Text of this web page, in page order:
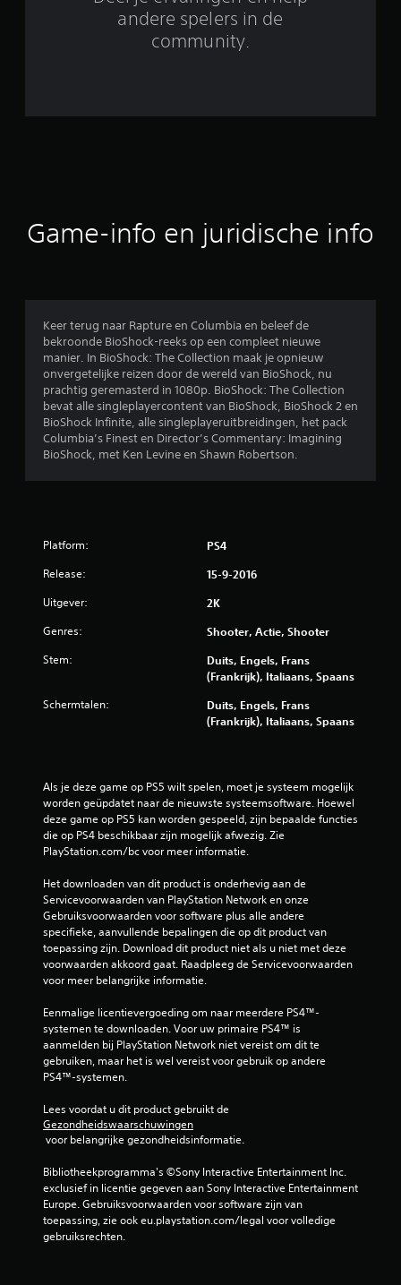
6
o
l
i
n
g
andere spelers in de
community.
Game-info en juridische info
Keer terug naar Rapture en Columbia en beleef de
bekroonde BioShock-reeks op een compleet nieuwe
manier. In BioShock: The Collection maak je opnieuw
onvergetelijke reizen door de wereld van BioShock, nu
prachtig geremasterd in 1080p. BioShock: The Collection
bevat alle singleplayercontent van BioShock, BioShock 2 en
BioShock Infinite, alle singleplayeruitbreidingen, het pack
Columbia’s Finest en Director’s Commentary: Imagining
BioShock, met Ken Levine en Shawn Robertson.
Platform: PS4
Release: 15-9-2016
Uitgever: 2K
Genres: Shooter, Actie, Shooter
Stem:
Duits, Engels, Frans
(Frankrijk), Italiaans, Spaans
Schermtalen:
Duits, Engels, Frans
(Frankrijk), Italiaans, Spaans
Als je deze game op PS5 wilt spelen, moet je systeem mogelijk
worden geüpdatet naar de nieuwste systeemsoftware. Hoewel
deze game op PS5 kan worden gespeeld, zijn bepaalde functies
die op PS4 beschikbaar zijn mogelijk afwezig. Zie
PlayStation.com/bc voor meer informatie.
Het downloaden van dit product is onderhevig aan de
Servicevoorwaarden van PlayStation Network en onze
Gebruiksvoorwaarden voor software plus alle andere
specifieke, aanvullende bepalingen die op dit product van
toepassing zijn. Download dit product niet als u niet met deze
voorwaarden akkoord gaat. Raadpleeg de Servicevoorwaarden
voor meer belangrijke informatie.
Eenmalige licentievergoeding om naar meerdere PS4™-
systemen te downloaden. Voor uw primaire PS4™ is
aanmelden bij PlayStation Network niet vereist om dit te
gebruiken, maar het is wel vereist voor gebruik op andere
PS4™-systemen.
Lees voordat u dit product gebruikt de
Gezondheidswaarschuwingen
voor belangrijke gezondheidsinformatie.
Bibliotheekprogramma's ©Sony Interactive Entertainment Inc.
exclusief in licentie gegeven aan Sony Interactive Entertainment
Europe. Gebruiksvoorwaarden voor software zijn van
toepassing, zie ook eu.playstation.com/legal voor volledige
gebruiksrechten.